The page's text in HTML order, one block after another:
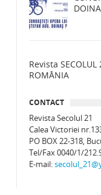
Revista
ROMÂNIA
CONTACT
Revista Secolul 21
Calea Victoriei
PO BOX 22-318,
Tel/Fax 0040/1/
E-mail: